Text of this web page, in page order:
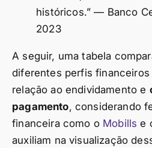
históricos.” — Banco
2023
A seguir, uma tabela
diferentes perfis financeiros
relação ao endividamento e
pagamento, considerando
financeira como o Mobills e
auxiliam na visualização